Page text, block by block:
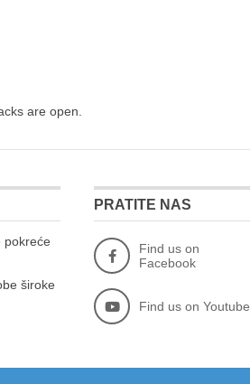
are open.
pokreće
široke
PRATITE NAS
Find us on
Facebook
Find us on Youtube